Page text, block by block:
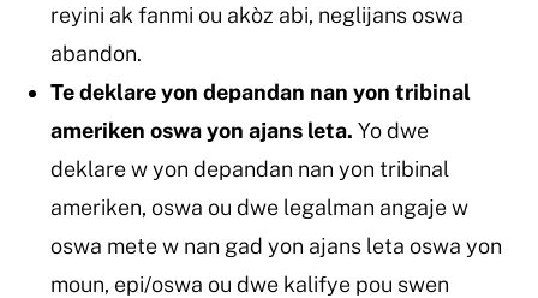
reyini ak fanmi ou akòz abi, neglijans oswa
abandon.
Te deklare yon depandan nan yon tribinal
ameriken oswa yon ajans leta. Yo dwe
deklare w yon depandan nan yon tribinal
ameriken, oswa ou dwe legalman angaje w
oswa mete w nan gad yon ajans leta oswa yon
moun, epi/oswa ou dwe kalifye pou swen